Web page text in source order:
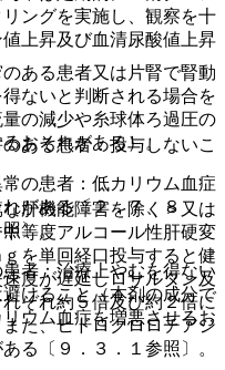
ングを実施し、観察を十
上昇及び血清尿酸値上昇
ある患者：投与しないこ
肝機能障害を除く＞又は
等度アルコール性肝硬変
を単回経口投与すると健
度が遅延しロサルタン及
ぞれ約５倍及び約２倍に
た、ヒドロクロロチアジ
る〔９．３．１参照〕。
ある患者又は片腎で腎動
ないと判断される場合を
の減少や糸球体ろ過圧の
おそれがある）。
の患者：低カリウム血症
がある〔２．７、８．
〕。
者：治療上やむを得ない
けること（本剤の成分で
ウム血症を増悪させるお